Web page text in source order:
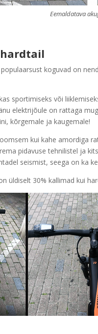
Eemaldatava
hardtail
koguvad on
sportimiseks või
elektrijõule on rattaga
kõrgemale ja kaugemale!
kui kahe amordiga
pidavuse tehnilistel ja
seismist, seega on ka
üldiselt 30% kallimad kui